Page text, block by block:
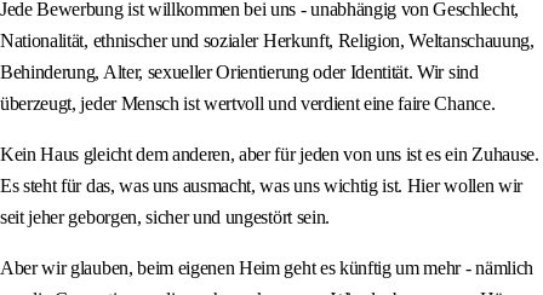
Jede Bewerbung ist willkommen bei uns - unabhängig von Geschlecht,
Nationalität, ethnischer und sozialer Herkunft, Religion, Weltanschauung,
Behinderung, Alter, sexueller Orientierung oder Identität. Wir sind
überzeugt, jeder Mensch ist wertvoll und verdient eine faire Chance.
Kein Haus gleicht dem anderen, aber für jeden von uns ist es ein Zuhause.
Es steht für das, was uns ausmacht, was uns wichtig ist. Hier wollen wir
seit jeher geborgen, sicher und ungestört sein.
Aber wir glauben, beim eigenen Heim geht es künftig um mehr - nämlich